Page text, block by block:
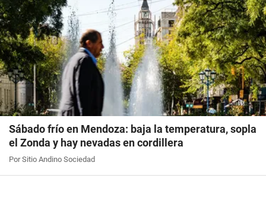
Sábado frío en Mendoza: baja la temperatura, sopla
el Zonda y hay nevadas en cordillera
Por Sitio Andino Sociedad